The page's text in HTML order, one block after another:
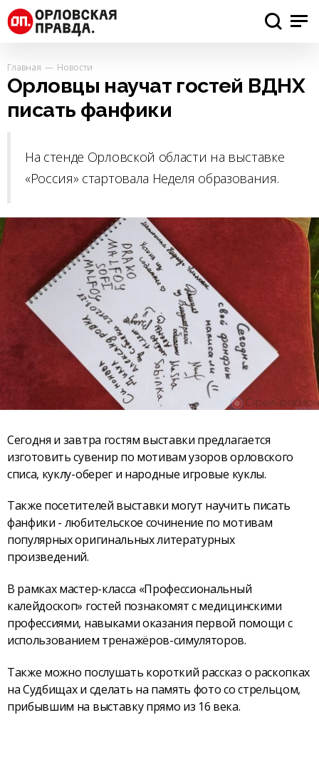
Главная Новости
Орловцы научат гостей ВДНХ
писать фанфики
На стенде Орловской области на выставке
«Россия» стартовала Неделя образования.
Сегодня и завтра гостям выставки предлагается
изготовить сувенир по мотивам узоров орловского
списа, куклу-оберег и народные игровые куклы.
Также посетителей выставки могут научить писать
фанфики - любительское сочинение по мотивам
популярных оригинальных литературных
произведений.
В рамках мастер-класса «Профессиональный
калейдоскоп» гостей познакомят с медицинскими
профессиями, навыками оказания первой помощи с
использованием тренажёров-симуляторов.
Также можно послушать короткий рассказ о раскопках
на Судбищах и сделать на память фото со стрельцом,
прибывшим на выставку прямо из 16 века.